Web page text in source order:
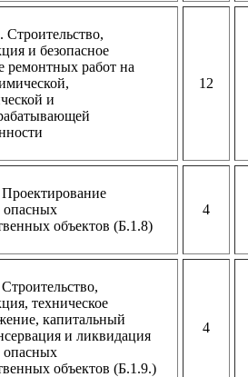
и безопасное
ремонтных работ на
и
12
Проектирование
опасных
объектов (Б.1.8)
4
техническое
капитальный
и ликвидация
опасных
объектов (Б.1.9.)
4